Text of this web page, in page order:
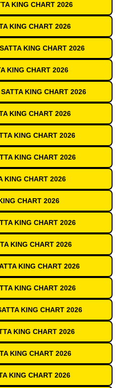
KING CHART 2026
KING CHART 2026
KING CHART 2026
KING CHART 2026
KING CHART 2026
KING CHART 2026
KING CHART 2026
KING CHART 2026
KING CHART 2026
CHART 2026
KING CHART 2026
KING CHART 2026
KING CHART 2026
KING CHART 2026
KING CHART 2026
KING CHART 2026
KING CHART 2026
KING CHART 2026